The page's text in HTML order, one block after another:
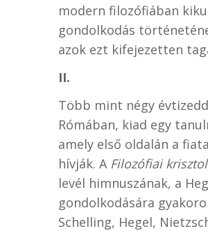
modern filozófiában
gondolkodás
azok ezt kifejezetten
II.
Több mint négy
Rómában, kiad egy
amely első oldalán a
hívják. A Filozófiai
levél himnuszának, a
gondolkodására
Schelling, Hegel,